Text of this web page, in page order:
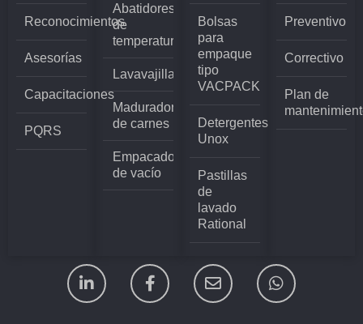
Reconocimientos
Asesorías
Capacitaciones
PQRS
Abatidores
de
temperatura
Lavavajillas
Madurador
de carnes
Empacadoras
de vacío
Bolsas
para
empaque
tipo
VACPACK
Detergentes
Unox
Pastillas
de
lavado
Rational
Preventivo
Correctivo
Plan de